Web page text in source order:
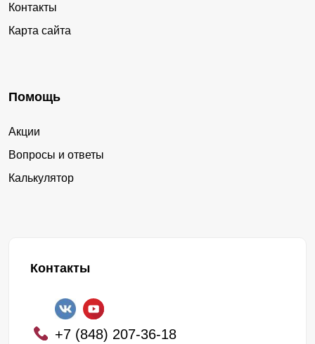
Контакты
Карта сайта
Помощь
Акции
Вопросы и ответы
Калькулятор
Контакты
+7 (848) 207-36-18